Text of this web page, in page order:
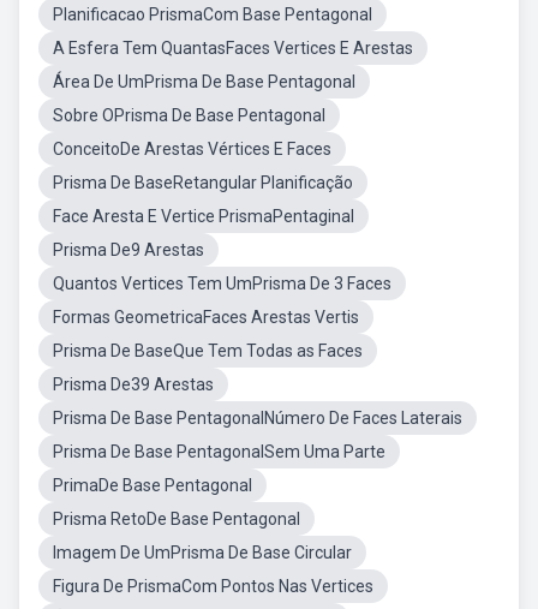
Planificacao PrismaCom Base Pentagonal
A Esfera Tem QuantasFaces Vertices E Arestas
Área De UmPrisma De Base Pentagonal
Sobre OPrisma De Base Pentagonal
ConceitoDe Arestas Vértices E Faces
Prisma De BaseRetangular Planificação
Face Aresta E Vertice PrismaPentaginal
Prisma De9 Arestas
Quantos Vertices Tem UmPrisma De 3 Faces
Formas GeometricaFaces Arestas Vertis
Prisma De BaseQue Tem Todas as Faces
Prisma De39 Arestas
Prisma De Base PentagonalNúmero De Faces Laterais
Prisma De Base PentagonalSem Uma Parte
PrimaDe Base Pentagonal
Prisma RetoDe Base Pentagonal
Imagem De UmPrisma De Base Circular
Figura De PrismaCom Pontos Nas Vertices